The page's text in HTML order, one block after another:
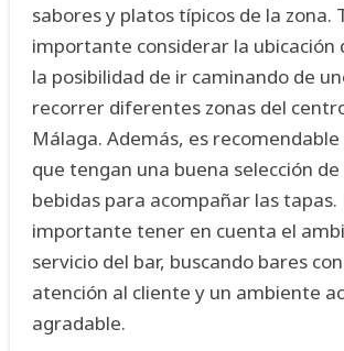
sabores y platos típicos de la zona.
importante considerar la ubicación
la posibilidad de ir caminando de
recorrer diferentes zonas del
Málaga. Además, es
que tengan una buena selección de
bebidas para acompañar las
importante tener en cuenta el
servicio del bar, buscando bares
atención al cliente y un ambiente
agradable.